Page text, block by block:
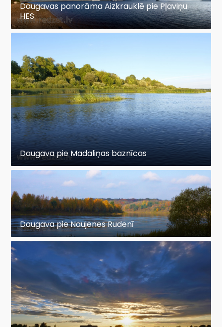
Daugavas panorāma Aizkrauklē pie Pļaviņu
HES
Daugava pie Madaliņas baznīcas
Daugava pie Naujenes Rudenī